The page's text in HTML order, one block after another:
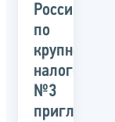
России
по
крупнейшим
№3
приглашает